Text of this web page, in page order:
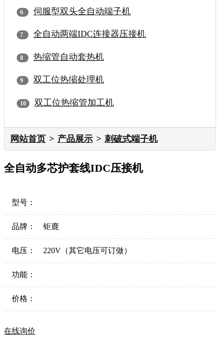
伺服型双头全自动端子机
全自动两端IDC连接器压接机
热缩管自动套热机
双工位热缩处理机
双工位热缩管加工机
网站首页 产品展示 刺破式端子机
全自动多芯护套线IDC压接机
型号：
品牌： 钜鹿
电压： 220V（其它电压可订做）
功能：
价格：
在线询价